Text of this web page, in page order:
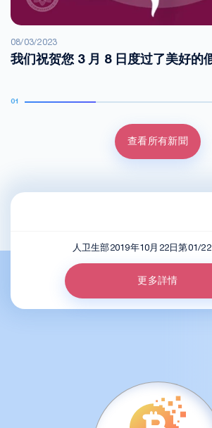
08/03/2023
我们祝贺您 3 月 8 日度过了美好的
01
查看所有新聞
人卫生部2019年10月22日第01/
更多詳情